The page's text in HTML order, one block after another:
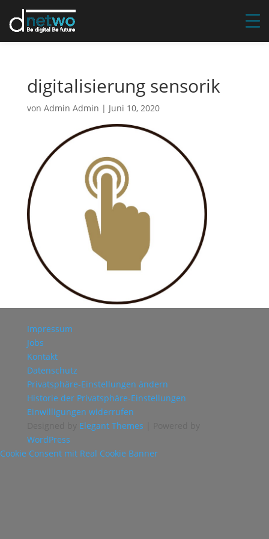
digitalisierung sensorik
von Admin Admin | Juni 10, 2020
Impressum
Jobs
Kontakt
Datenschutz
Privatsphäre-Einstellungen ändern
Historie der Privatsphäre-Einstellungen
Einwilligungen widerrufen
Elegant Themes
WordPress
Cookie Consent mit Real Cookie Banner